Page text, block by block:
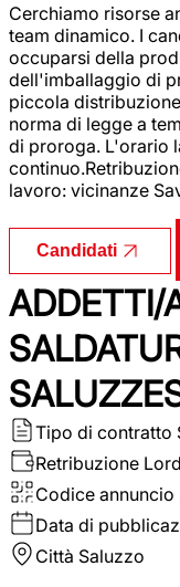
Cerchiamo risorse
team dinamico. I
occuparsi della
dell'imballaggio di
piccola
norma di legge a
di proroga. L'orario
lavoro: vicinanze
Candidati
ADDETTI/
Tipo di contratto
Retribuzione
Codice annuncio
Data di
Città Saluzzo